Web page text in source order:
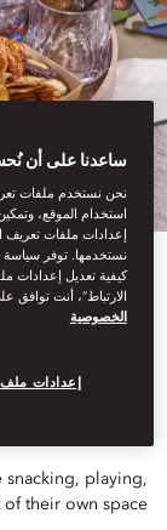
View All
playing,
their own space.
ساعدنا على أن
نحن نستخدم ملفات
استخدام الموقع،
إعدادات ملفات تعريف
نستخدمها. توفر سياسة
كيفية تعديل إعدادات
الارتباط”، أنت توافق
الخصوصية
إعدادات ملف